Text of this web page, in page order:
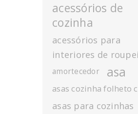
acessórios de
cozinha
acessórios para
interiores de
amortecedor asa
asas cozinha folheto
asas para cozinhas